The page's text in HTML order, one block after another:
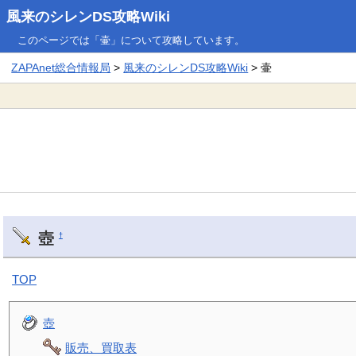
風来のシレンDS攻略Wiki
このページでは「壷」について攻略しています。
ZAPAnet総合情報局 > 風来のシレンDS攻略Wiki > 壷
壺 †
TOP
壺
販売、買取表